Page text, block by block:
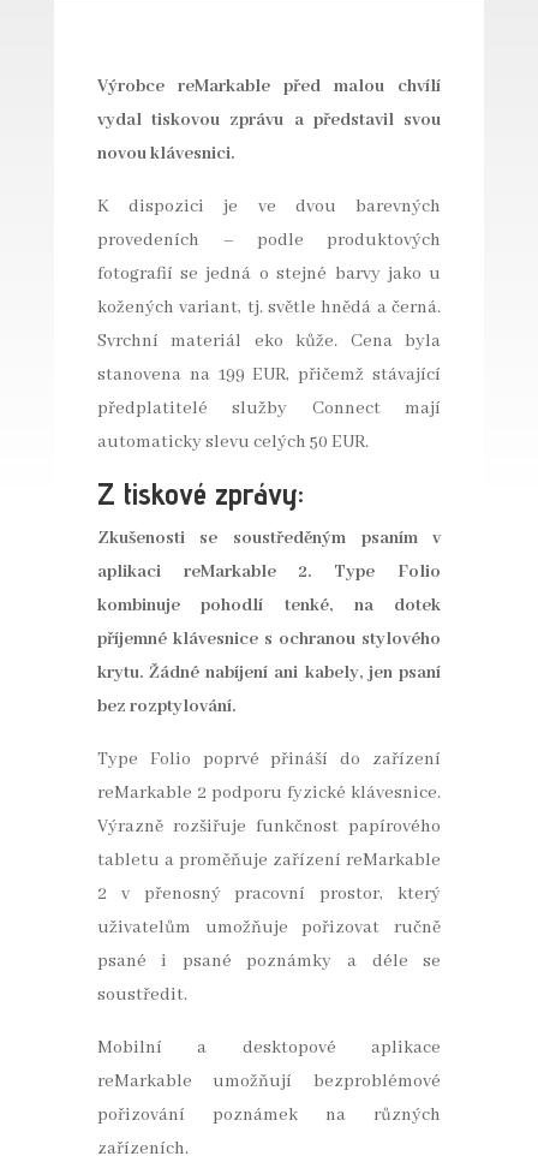
Výrobce reMarkable před malou chvílí
vydal tiskovou zprávu a představil svou
novou klávesnici.
K dispozici je ve dvou barevných
provedeních – podle produktových
fotografií se jedná o stejné barvy jako u
kožených variant, tj. světle hnědá a černá.
Svrchní materiál eko kůže. Cena byla
stanovena na 199 EUR, přičemž stávající
předplatitelé služby Connect mají
automaticky slevu celých 50 EUR.
Z tiskové zprávy:
Zkušenosti se soustředěným psaním v
aplikaci reMarkable 2. Type Folio
kombinuje pohodlí tenké, na dotek
příjemné klávesnice s ochranou stylového
krytu. Žádné nabíjení ani kabely, jen psaní
bez rozptylování.
Type Folio poprvé přináší do zařízení
reMarkable 2 podporu fyzické klávesnice.
Výrazně rozšiřuje funkčnost papírového
tabletu a proměňuje zařízení reMarkable
2 v přenosný pracovní prostor, který
uživatelům umožňuje pořizovat ručně
psané i psané poznámky a déle se
soustředit.
Mobilní a desktopové aplikace
reMarkable umožňují bezproblémové
pořizování poznámek na různých
zařízeních.